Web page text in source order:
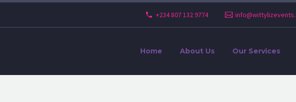
+234 807 132 9774
Home About Us Our Services